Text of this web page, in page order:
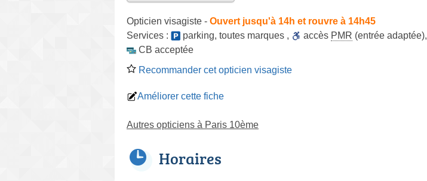
Opticien visagiste - Ouvert jusqu'à 14h et rouvre à 14h45
Services :
parking, toutes marques , accès PMR (entrée adaptée),
CB acceptée
Recommander cet opticien visagiste
Améliorer cette fiche
Autres opticiens à Paris 10ème
Horaires